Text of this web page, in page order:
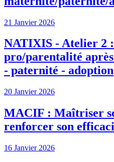
21 Janvier 2026
NATIXIS - Atelier 2
pro/parentalité
- paternité - adoption
20 Janvier 2026
MACIF : Maîtriser
renforcer son
16 Janvier 2026